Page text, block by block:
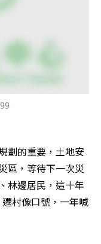
劃的重要，土地安
區，等待下一次災
林邊居民，這十年
村像口號，一年喊